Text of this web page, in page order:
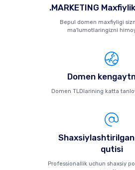
.MARKETING
Bepul domen maxfiyligi
ma'lumotlaringizni
Domen
Domen TLDlarining katta
qutisi
Professionallik uchun shaxsiy